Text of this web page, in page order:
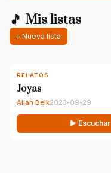
🎵 Mis listas
+ Nueva lista
RELATOS
Joyas
Aliah Beik2023-09-29
▶ Escuchar